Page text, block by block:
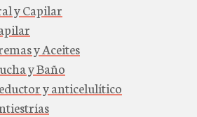
y Capilar
y Aceites
y Baño
y anticelulítico